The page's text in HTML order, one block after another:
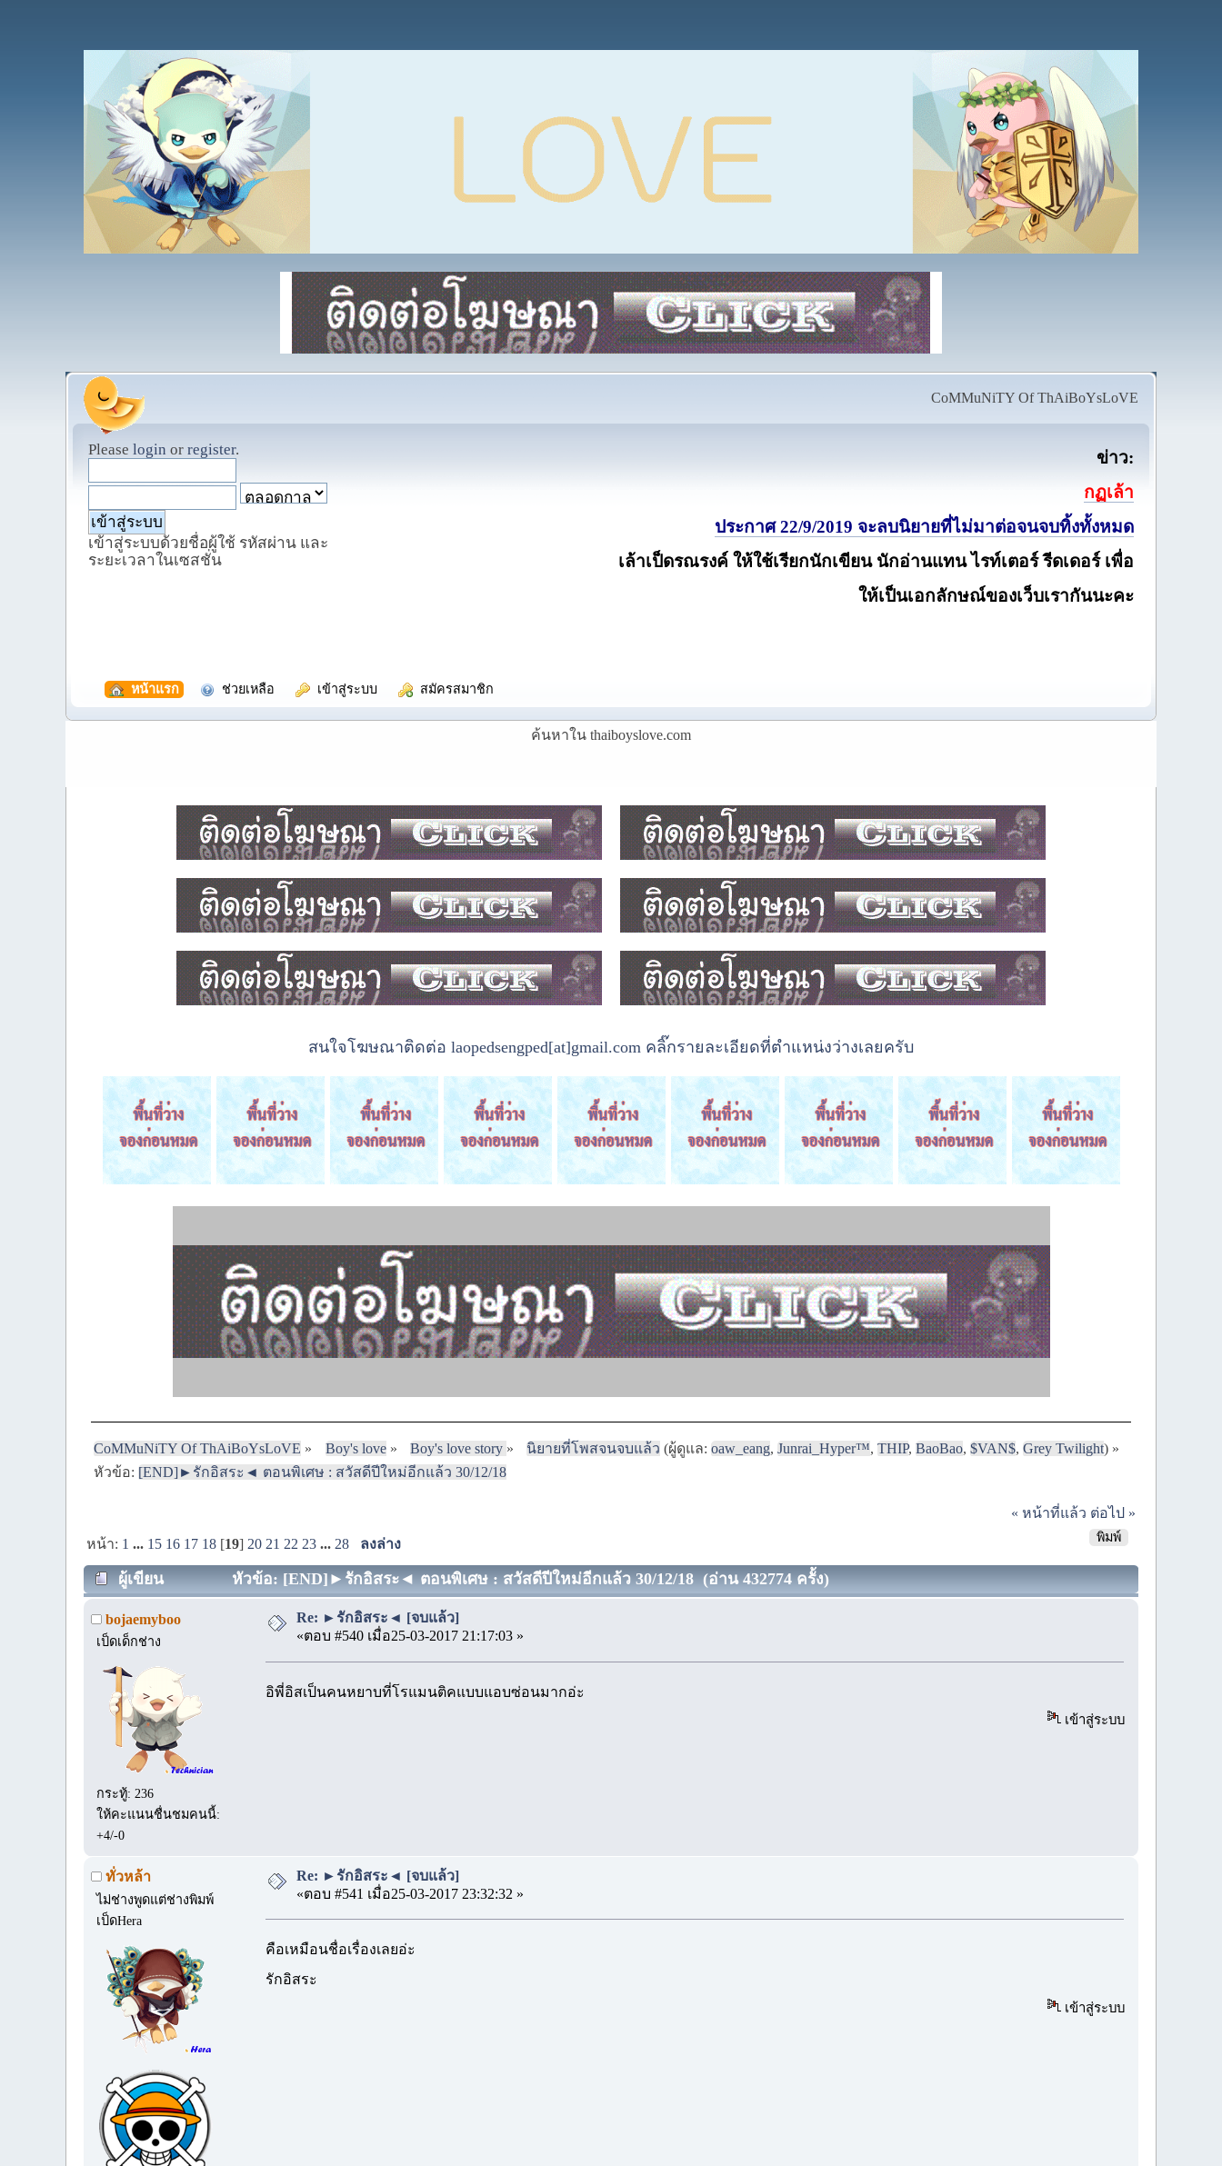
CoMMuNiTY Of ThAiBoYsLoVE
Please login or register.
เข้าสู่ระบบด้วยชื่อผู้ใช้ รหัสผ่าน และ
ระยะเวลาในเซสชั่น
ข่าว:
กฏเล้า
ประกาศ 22/9/2019 จะลบนิยายที่ไม่มาต่อจนจบทิ้งทั้งหมด
เล้าเป็ดรณรงค์ ให้ใช้เรียกนักเขียน นักอ่านแทน ไรท์เตอร์ รีดเดอร์ เพื่อ
ให้เป็นเอกลักษณ์ของเว็บเรากันนะคะ
หน้าแรก ช่วยเหลือ เข้าสู่ระบบ สมัครสมาชิก
ค้นหาใน thaiboyslove.com
สนใจโฆษณาติดต่อ laopedsengped[at]gmail.com คลิ๊กรายละเอียดที่ตำแหน่งว่างเลยครับ
CoMMuNiTY Of ThAiBoYsLoVE » Boy's love» Boy's love story » นิยายที่โพสจนจบแล้ว (ผู้ดูแล:oaw_eang,Junrai_Hyper™,THIP,BaoBao,$VAN$,Grey Twilight) »
หัวข้อ: [END]►รักอิสระ◄ ตอนพิเศษ : สวัสดีปีใหม่อีกแล้ว 30/12/18
« หน้าที่แล้ว ต่อไป »
พิมพ์
หน้า: 1 ... 15 16 17 18 [19] 20 21 22 23 ... 28 ลงล่าง
ผู้เขียน หัวข้อ: [END]►รักอิสระ◄ ตอนพิเศษ : สวัสดีปีใหม่อีกแล้ว 30/12/18 (อ่าน 432774 ครั้ง)
bojaemyboo
เป็ดเด็กช่าง
กระทู้: 236
ให้คะแนนชื่นชมคนนี้:
+4/-0
Re: ►รักอิสระ◄ [จบแล้ว]
«ตอบ #540 เมื่อ25-03-2017 21:17:03 »
อิพี่อิสเป็นคนหยาบที่โรแมนติคแบบแอบซ่อนมากอ่ะ
เข้าสู่ระบบ
ทั่วหล้า
ไม่ช่างพูดแต่ช่างพิมพ์
เป็ดHera
Re: ►รักอิสระ◄ [จบแล้ว]
«ตอบ #541 เมื่อ25-03-2017 23:32:32 »
คือเหมือนชื่อเรื่องเลยอ่ะ
รักอิสระ
เข้าสู่ระบบ